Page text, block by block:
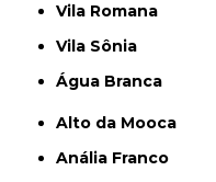
Vila Romana
Vila Sônia
Água Branca
Alto da Mooca
Anália Franco